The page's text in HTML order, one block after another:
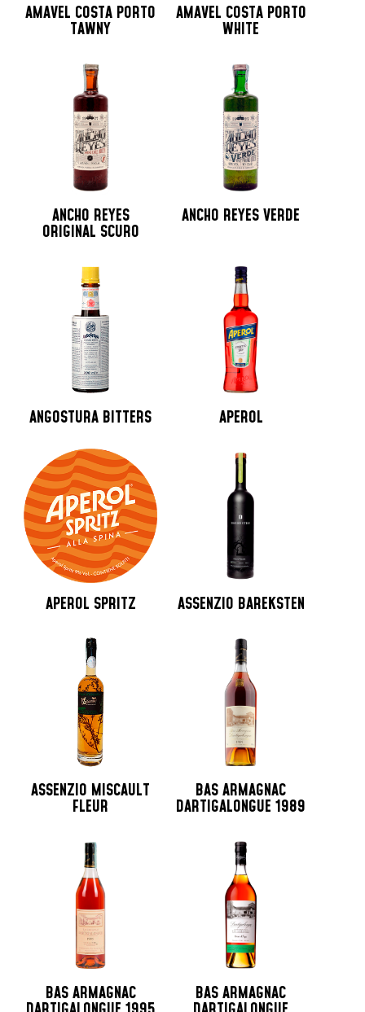
AMAVEL COSTA PORTO
TAWNY
AMAVEL COSTA PORTO
WHITE
ANCHO REYES
ORIGINAL SCURO
ANCHO REYES VERDE
ANGOSTURA BITTERS APEROL
APEROL SPRITZ ASSENZIO BAREKSTEN
ASSENZIO MISCAULT
FLEUR
BAS ARMAGNAC
DARTIGALONGUE 1989
BAS ARMAGNAC BAS ARMAGNAC